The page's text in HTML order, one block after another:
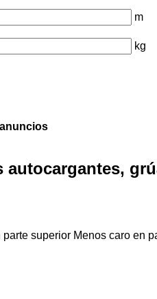
m
kg
autocargantes,
parte superior Menos caro en